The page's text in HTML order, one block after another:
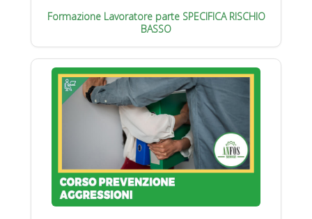
Formazione Lavoratore parte SPECIFICA RISCHIO
BASSO